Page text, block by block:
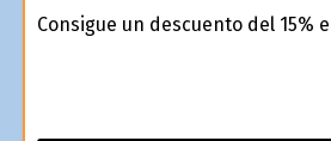
Consigue un descuento del 15%